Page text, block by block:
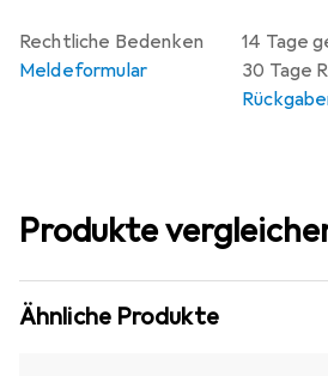
14 Tage
30 Tage
Rechtliche Bedenken
Meldeformular
Produkte
Ähnliche Produkte